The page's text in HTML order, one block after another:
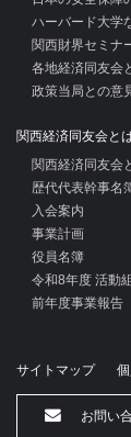
ハーバード大学
関西財界セミナ
各地経済同友会
政策当局との意
関西経済同友会と
関西経済同友会
歴代代表幹事名
入会案内
事業計画
役員名簿
令和8年度 活動
前年度事業報告
サイトマップ
お問い